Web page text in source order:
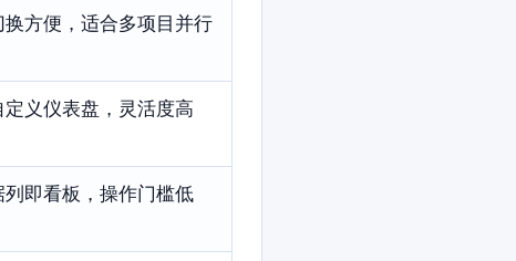
方便，适合多项目并行
义仪表盘，灵活度高
即看板，操作门槛低